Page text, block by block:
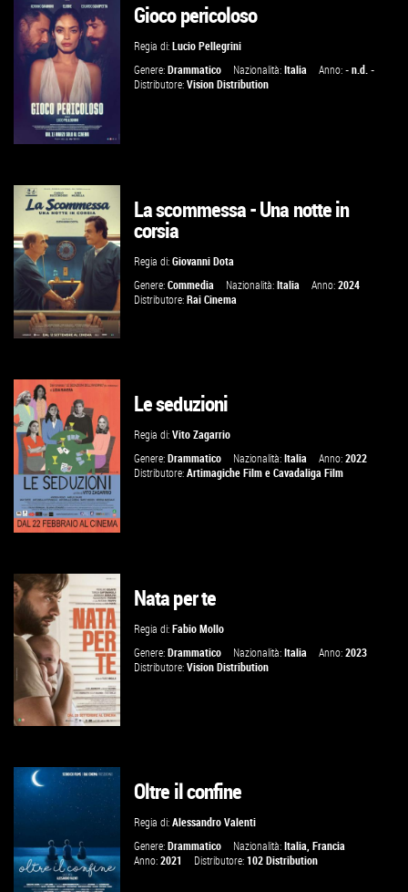
GUARDA IL TRAILER
VAI ALLA SCHEDA
GUARDA IL TRAILER
VAI ALLA SCHEDA
Gioco pericoloso
Regia di:Lucio Pellegrini
Genere:Drammatico Nazionalità:Italia Anno:- n.d. -
Distributore:Vision Distribution
GUARDA IL TRAILER
VAI ALLA SCHEDA
La scommessa - Una notte in
corsia
Regia di:Giovanni Dota
Genere:Commedia Nazionalità:Italia Anno:2024
Distributore:Rai Cinema
GUARDA IL TRAILER
VAI ALLA SCHEDA
Le seduzioni
Regia di:Vito Zagarrio
Genere:Drammatico Nazionalità:Italia Anno:2022
Distributore:Artimagiche Film eCavadaliga Film
GUARDA IL TRAILER
VAI ALLA SCHEDA
Nata per te
Regia di:Fabio Mollo
Genere:Drammatico Nazionalità:Italia Anno:2023
Distributore:Vision Distribution
Oltre il confine
Regia di:Alessandro Valenti
Genere:Drammatico Nazionalità:Italia,Francia
Anno:2021 Distributore:102 Distribution